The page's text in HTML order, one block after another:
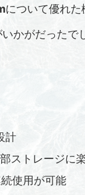
について優れた
かがだったで
計
ストレージに
使用が可能